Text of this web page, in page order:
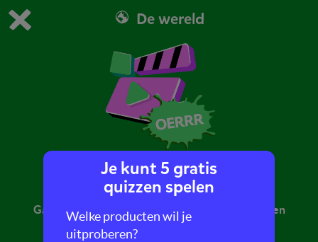
Dit is de gratis demo van Squla.
Bestel nu
0 1
De wereld
DIY kistje wilde bloemen
Ga je mee de tuin in? Dan knutselen we samen een
mooi kistje met wilde bloemen.
Je kunt 5 gratis
quizzen spelen
Welke producten wil je
uitproberen?